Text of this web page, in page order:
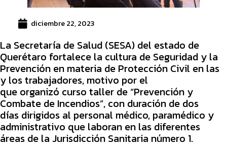
diciembre 22, 2023
La Secretaría de Salud (SESA) del estado de
Querétaro fortalece la cultura de Seguridad y la
Prevención en materia de Protección Civil en las
y los trabajadores, motivo por el
que organizó curso taller de “Prevención y
Combate de Incendios”, con duración de dos
días dirigidos al personal médico, paramédico y
administrativo que laboran en las diferentes
áreas de la Jurisdicción Sanitaria número 1.